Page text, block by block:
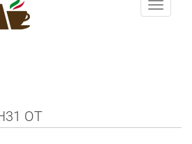
Menu
OT